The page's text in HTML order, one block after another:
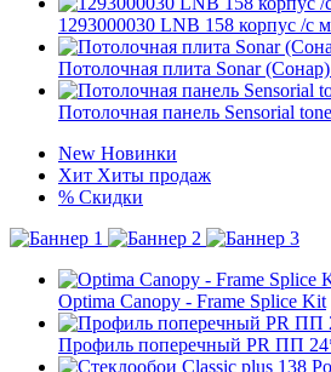
1293000030 LNB 158 корпус /с
Потолочная плита Sonar
Потолочная панель Sensorial
New Новинки
Хит Хиты продаж
% Скидки
Optima Canopy - Frame Splice Kit
Профиль поперечный PR ПП